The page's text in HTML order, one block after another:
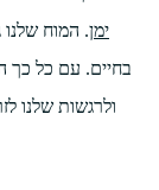
ימן. המוח
בחיים. עם כל כך
ולרגשות שלנו